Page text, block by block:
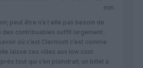
min
peut être n’a t elle pas besoin de
des contribuables suffit largement .
où c’est Clermont c’est comme
laisse ces villes aux low cost
tout qui s’en plaindrait; un billet à